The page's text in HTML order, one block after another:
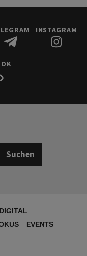
INSTAGRAM
Suchen
EVENTS